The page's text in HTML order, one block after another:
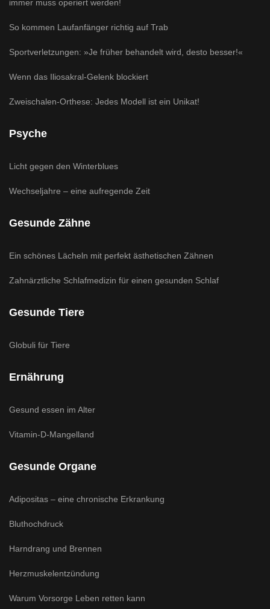
immer muss operiert werden!
So kommen Laufanfänger richtig auf Trab
Sportverletzungen: »Je früher behandelt wird, desto besser!«
Wenn das Iliosakral-Gelenk blockiert
Zweischalen-Orthese: Jedes Modell ist ein Unikat!
Psyche
Licht gegen den Winterblues
Wechseljahre – eine aufregende Zeit
Gesunde Zähne
Ein schönes Lächeln mit perfekt ästhetischen Zähnen
Zahnärztliche Schlafmedizin für einen gesunden Schlaf
Gesunde Tiere
Globuli für Tiere
Ernährung
Gesund essen im Alter
Vitamin-D-Mangelland
Gesunde Organe
Adipositas – eine chronische Erkrankung
Bluthochdruck
Harndrang und Brennen
Herzmuskelentzündung
Warum Vorsorge Leben retten kann